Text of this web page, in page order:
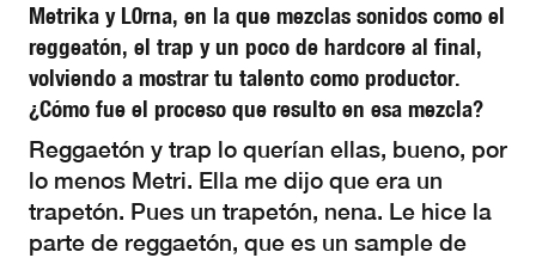
Metrika y L0rna, en la que mezclas sonidos como el
reggeatón, el trap y un poco de hardcore al final,
volviendo a mostrar tu talento como productor.
¿Cómo fue el proceso que resulto en esa mezcla?
Reggaetón y trap lo querían ellas, bueno, por
lo menos Metri. Ella me dijo que era un
trapetón. Pues un trapetón, nena. Le hice la
parte de reggaetón, que es un sample de